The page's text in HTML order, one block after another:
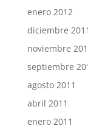
enero 2012
diciembre 2011
noviembre
septiembre
agosto 2011
abril 2011
enero 2011